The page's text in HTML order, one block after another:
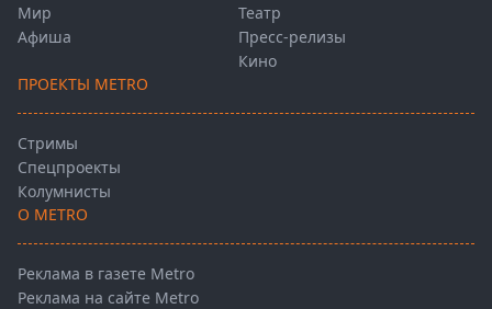
Мир
Афиша
Театр
Пресс-релизы
Кино
ПРОЕКТЫ METRO
Стримы
Спецпроекты
Колумнисты
О METRO
Реклама в газете Metro
Реклама на сайте Metro